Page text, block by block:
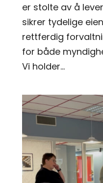
er stolte av å
sikrer tydelige
rettferdig
for både
Vi holder...